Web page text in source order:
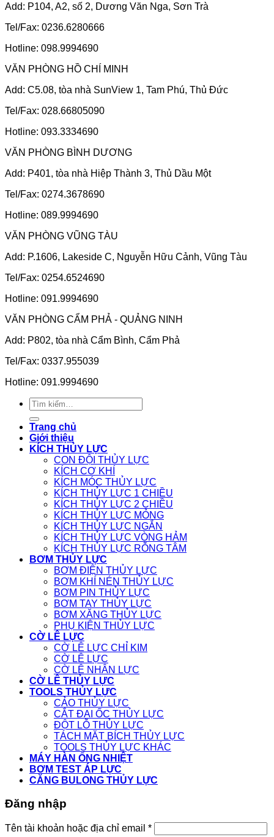
Add: P104, A2, số 2, Dương Văn Nga, Sơn Trà
Tel/Fax: 0236.6280666
Hotline: 098.9994690
VĂN PHÒNG HỒ CHÍ MINH
Add: C5.08, tòa nhà SunView 1, Tam Phú, Thủ Đức
Tel/Fax: 028.66805090
Hotline: 093.3334690
VĂN PHÒNG BÌNH DƯƠNG
Add: P401, tòa nhà Hiệp Thành 3, Thủ Dầu Một
Tel/Fax: 0274.3678690
Hotline: 089.9994690
VĂN PHÒNG VŨNG TÀU
Add: P.1606, Lakeside C, Nguyễn Hữu Cảnh, Vũng Tàu
Tel/Fax: 0254.6524690
Hotline: 091.9994690
VĂN PHÒNG CẨM PHẢ - QUẢNG NINH
Add: P802, tòa nhà Cẩm Bình, Cẩm Phả
Tel/Fax: 0337.955039
Hotline: 091.9994690
Tìm
kiếm:
Trang chủ
Giới thiệu
KÍCH THỦY LỰC
CON ĐỘI THỦY LỰC
KÍCH CƠ KHÍ
KÍCH MÓC THỦY LỰC
KÍCH THỦY LỰC 1 CHIỀU
KÍCH THỦY LỰC 2 CHIỀU
KÍCH THỦY LỰC MỎNG
KÍCH THỦY LỰC NGẮN
KÍCH THỦY LỰC VÒNG HẢM
KÍCH THỦY LỰC RỖNG TÂM
BƠM THỦY LỰC
BƠM ĐIỆN THỦY LỰC
BƠM KHÍ NÉN THỦY LỰC
BƠM PIN THỦY LỰC
BƠM TAY THỦY LỰC
BƠM XĂNG THỦY LỰC
PHỤ KIỆN THỦY LỰC
CỜ LÊ LỰC
CỜ LÊ LỰC CHỈ KIM
CỜ LÊ LỰC
CỜ LÊ NHÂN LỰC
CỜ LÊ THỦY LỰC
TOOLS THỦY LỰC
CẢO THỦY LỰC
CẮT ĐAI ỐC THỦY LỰC
ĐỘT LỖ THỦY LỰC
TÁCH MẶT BÍCH THỦY LỰC
TOOLS THỦY LỰC KHÁC
MÁY HÀN ỐNG NHIỆT
BƠM TEST ÁP LỰC
CĂNG BULONG THỦY LỰC
Đăng nhập
Tên tài khoản hoặc địa chỉ email *